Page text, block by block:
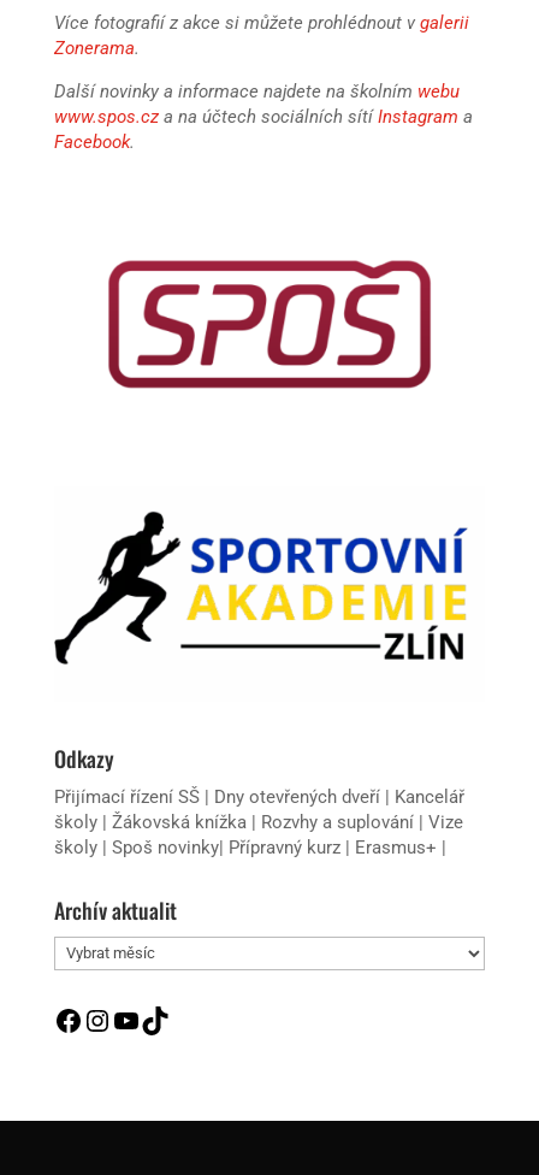
Více fotografií z akce si můžete prohlédnout v galerii
Zonerama.
Další novinky a informace najdete na školním webu
www.spos.cza na účtech sociálních sítíInstagram a
Facebook.
Odkazy
Přijímací řízení SŠ| Dny otevřených dveří| Kancelář
školy| Žákovská knížka| Rozvhy a suplování | Vize
školy | Spoš novinky| Přípravný kurz| Erasmus+ |
Archív aktualit
Archív
aktualit
Facebook
Instagram
YouTube
TikTok